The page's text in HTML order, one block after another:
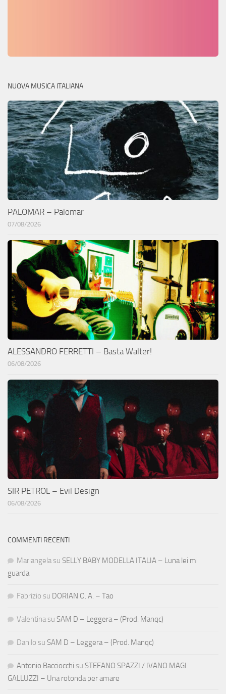
NUOVA MUSICA ITALIANA
PALOMAR – Palomar
07/08/2026
ALESSANDRO FERRETTI – Basta Walter!
06/08/2026
SIR PETROL – Evil Design
06/08/2026
COMMENTI RECENTI
Mariangela su SELLY BABY MODELLA ITALIA – Luna lei mi
guarda
Fabrizio su DORIAN O. A. – Tao
Valentina su SAM D – Leggera – (Prod. Manqc)
Danilo su SAM D – Leggera – (Prod. Manqc)
Antonio Bacciocchi su STEFANO SPAZZI / IVANO MAGI
GALLUZZI – Una rotonda per amare